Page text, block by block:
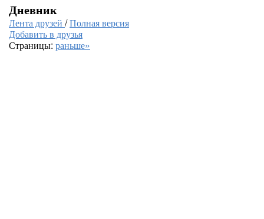
Дневник
Лента друзей /Полная версия
Добавить в друзья
Страницы: раньше»